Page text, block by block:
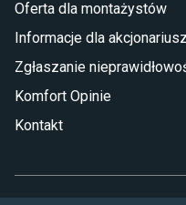
Oferta dla montażystów
Informacje dla
Zgłaszanie
Komfort Opinie
Kontakt